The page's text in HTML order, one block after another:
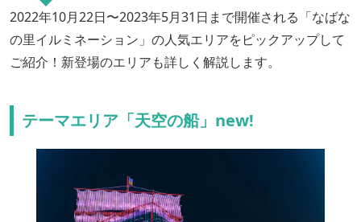
2022年10月22日〜2023年5月31日まで開催される「なばな
の里イルミネーション」の人気エリアをピックアップして
ご紹介！新登場のエリアも詳しく解説します。
テーマエリア「天空の船」new!